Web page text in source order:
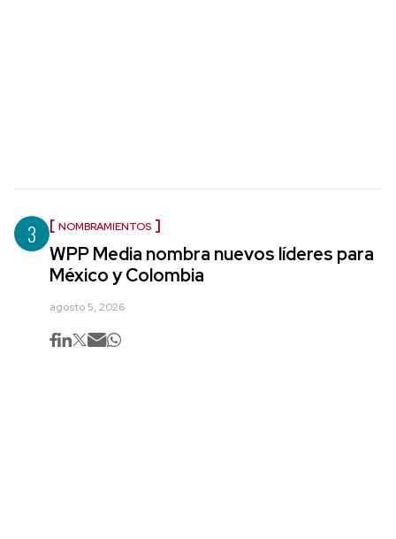
3 NOMBRAMIENTOS
WPP Media nombra nuevos líderes para
México y Colombia
agosto 5, 2026